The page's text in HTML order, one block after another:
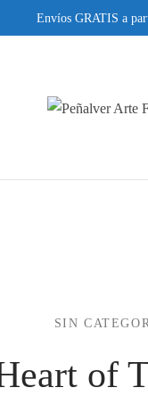
Envíos GRATIS a
SIN
of